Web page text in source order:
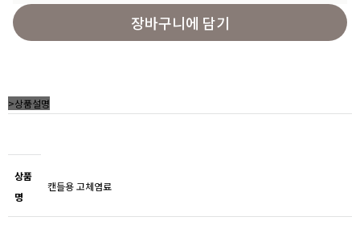
장바구니에 담기
>상품설명
상품
명
캔들용 고체염료